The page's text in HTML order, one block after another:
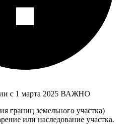
с 1 марта 2025 ВАЖНО
границ земельного участка)
или наследование участка.